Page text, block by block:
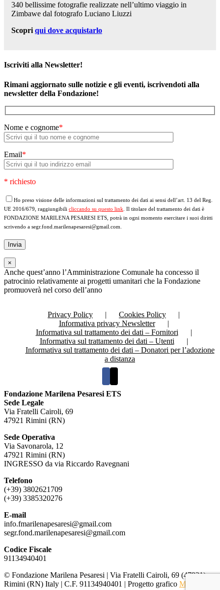
340 bellissime fotografie realizzate nell’ultimo viaggio in
Zimbawe dal fotografo Luciano Liuzzi
Scopri qui dove acquistarlo
Iscriviti alla Newsletter!
Rimani aggiornato sulle notizie e gli eventi, iscrivendoti alla
newsletter della Fondazione!
Nome e cognome*
Email*
* richiesto
Ho preso visione delle informazioni sul trattamento dei dati ai sensi dell’art. 13 del Reg.
UE 2016/679, raggiungibili cliccando su questo link . Il titolare del trattamento dei dati è
FONDAZIONE MARILENA PESARESI ETS, potrà in ogni momento esercitare i suoi diritti
scrivendo a segr.fond.marilenapesaresi@gmail.com.
×
Anche quest’anno l’Amministrazione Comunale ha concesso il
patrocinio relativamente ai progetti umanitari che la Fondazione
promuoverà nel corso dell’anno
Privacy Policy
Cookies Policy
Informativa privacy Newsletter
Informativa sul trattamento dei dati – Fornitori
Informativa sul trattamento dei dati – Utenti
Informativa sul trattamento dei dati – Donatori per l’adozione
a distanza
Fondazione Marilena Pesaresi ETS
Sede Legale
Via Fratelli Cairoli, 69
47921 Rimini (RN)
Sede Operativa
Via Savonarola, 12
47921 Rimini (RN)
INGRESSO da via Riccardo Ravegnani
Telefono
(+39) 3802621709
(+39) 3385320276
E-mail
info.fmarilenapesaresi@gmail.com
segr.fond.marilenapesaresi@gmail.com
Codice Fiscale
91134940401
© Fondazione Marilena Pesaresi | Via Fratelli Cairoli, 69 (47921)
Rimini (RN) Italy | C.F. 91134940401 | Progetto grafico Monica